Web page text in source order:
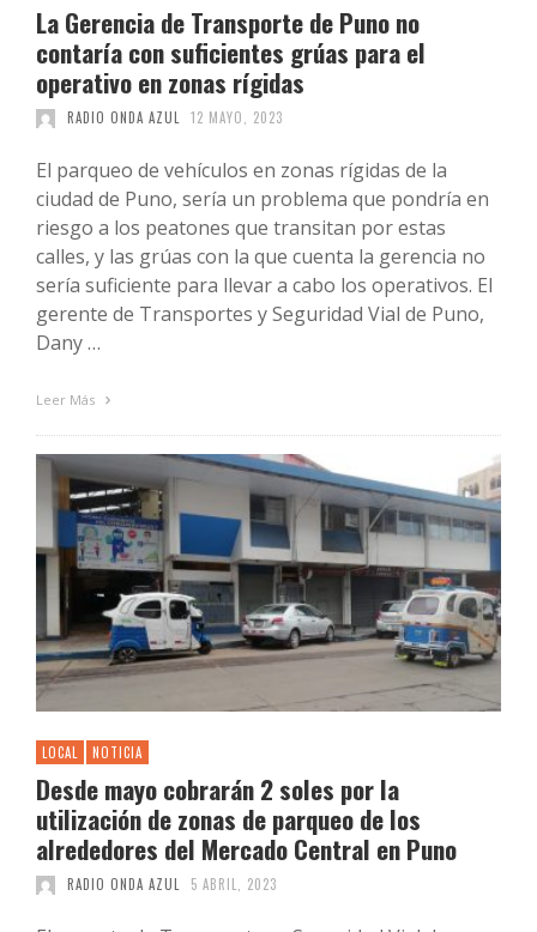
La Gerencia de Transporte de Puno no
contaría con suficientes grúas para el
operativo en zonas rígidas
RADIO ONDA AZUL 12 MAYO, 2023
El parqueo de vehículos en zonas rígidas de la
ciudad de Puno, sería un problema que pondría en
riesgo a los peatones que transitan por estas
calles, y las grúas con la que cuenta la gerencia no
sería suficiente para llevar a cabo los operativos. El
gerente de Transportes y Seguridad Vial de Puno,
Dany …
Leer Más
LOCAL NOTICIA
Desde mayo cobrarán 2 soles por la
utilización de zonas de parqueo de los
alrededores del Mercado Central en Puno
RADIO ONDA AZUL 5 ABRIL, 2023